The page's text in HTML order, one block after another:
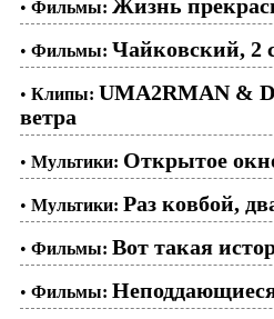
• Фильмы: Жизнь
• Фильмы: Чайковский, 2
• Клипы: UMA2RMAN &
ветра
• Мультики: Открытое
• Мультики: Раз ковбой,
• Фильмы: Вот такая
• Фильмы: